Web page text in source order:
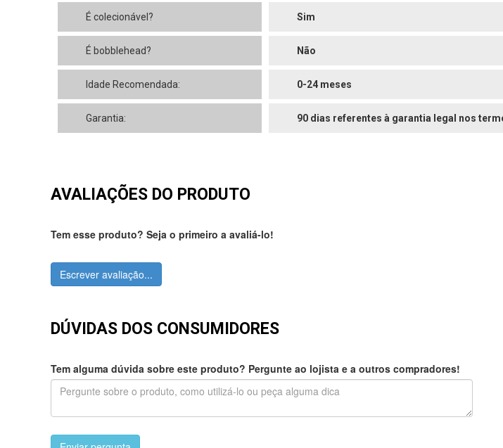
É colecionável? Sim
É bobblehead? Não
Idade Recomendada: 0-24 meses
Garantia: 90 dias referentes à garantia legal nos
AVALIAÇÕES DO PRODUTO
Tem esse produto? Seja o primeiro a avaliá-lo!
Escrever avaliação...
DÚVIDAS DOS CONSUMIDORES
Tem alguma dúvida sobre este produto? Pergunte ao lojista e a outros compradores!